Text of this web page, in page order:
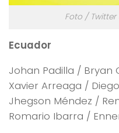
Foto /
Ecuador
Johan Padilla / Bryan
Xavier Arreaga /
Jhegson Méndez /
Romario Ibarra /